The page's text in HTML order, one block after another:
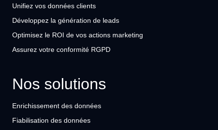
Unifiez vos données clients
Développez la génération de leads
Optimisez le ROI de vos actions marketing
Assurez votre conformité RGPD
Nos solutions
Enrichissement des données
Fiabilisation des données